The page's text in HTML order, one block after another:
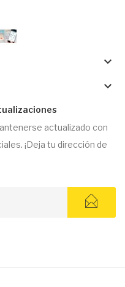
keyboard_arrow_down
keyboard_arrow_down
actualizado con
¡Deja tu dirección de